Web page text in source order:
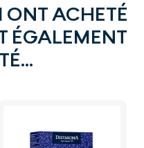
ONT ACHETÉ
ÉGALEMENT